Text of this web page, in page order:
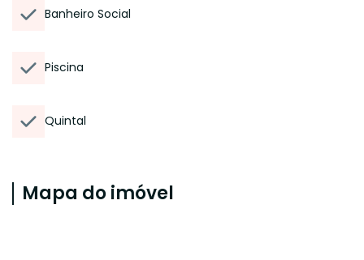
Banheiro Social
Piscina
Quintal
Mapa do imóvel